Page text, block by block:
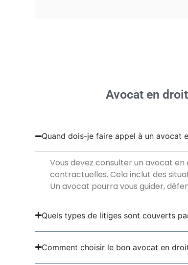
Avocat en
Quand dois-je faire appel à un avocat
Vous devez consulter un avocat
contractuelles. Cela inclut des
Un avocat pourra vous guider,
Quels types de litiges sont couverts
Comment choisir le bon avocat en